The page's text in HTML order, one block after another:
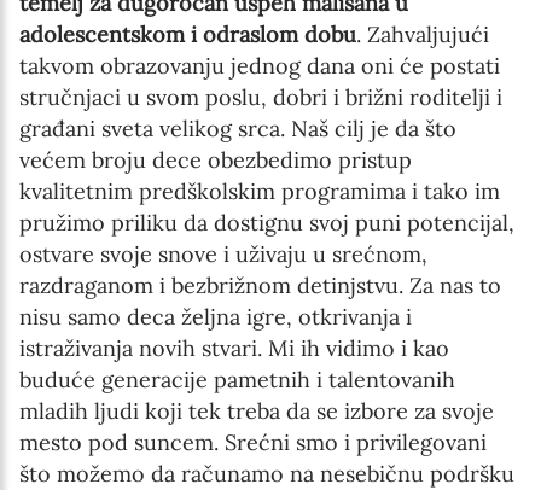
adolescentskom i odraslom dobu. Zahvaljujući
takvom obrazovanju jednog dana oni će postati
stručnjaci u svom poslu, dobri i brižni roditelji i
građani sveta velikog srca. Naš cilj je da što
većem broju dece obezbedimo pristup
kvalitetnim predškolskim programima i tako im
pružimo priliku da dostignu svoj puni potencijal,
ostvare svoje snove i uživaju u srećnom,
razdraganom i bezbrižnom detinjstvu. Za nas to
nisu samo deca željna igre, otkrivanja i
istraživanja novih stvari. Mi ih vidimo i kao
buduće generacije pametnih i talentovanih
mladih ljudi koji tek treba da se izbore za svoje
mesto pod suncem. Srećni smo i privilegovani
što možemo da računamo na nesebičnu podršku